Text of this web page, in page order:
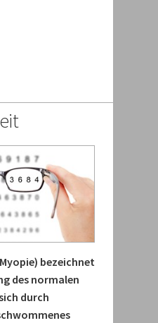
bezeichnet
des normalen
durch